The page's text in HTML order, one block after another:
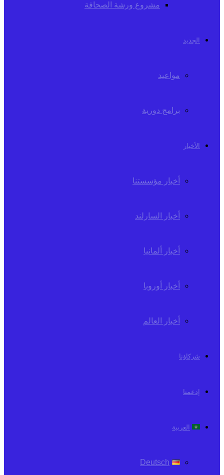
مشروع ورشة الصحافة
الجديد
مواعيد
برامج دورية
الأخبار
أخبار مؤسستنا
أخبار السارلند
أخبار ألمانيا
أخبار أوروبا
أخبار العالم
شركاؤنا
إدعمنا
العربية
Deutsch